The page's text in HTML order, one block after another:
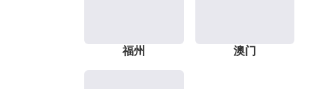
福州 澳门